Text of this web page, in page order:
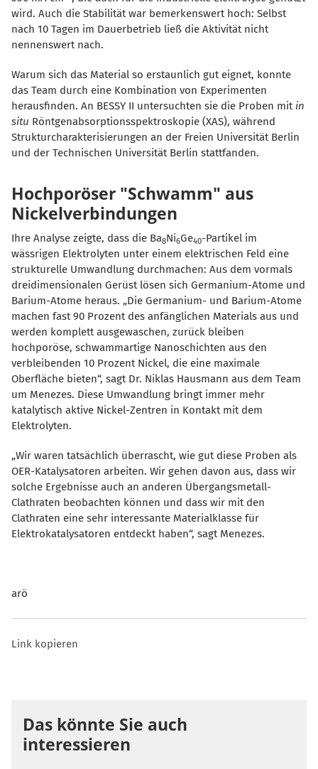
wird. Auch die Stabilität war bemerkenswert hoch: Selbst
nach 10 Tagen im Dauerbetrieb ließ die Aktivität nicht
nennenswert nach.
Warum sich das Material so erstaunlich gut eignet, konnte
das Team durch eine Kombination von Experimenten
herausfinden. An BESSY II untersuchten sie die Proben mit in
situ Röntgenabsorptionsspektroskopie (XAS), während
Strukturcharakterisierungen an der Freien Universität Berlin
und der Technischen Universität Berlin stattfanden.
Hochporöser "Schwamm" aus
Nickelverbindungen
Ihre Analyse zeigte, dass die Ba8Ni6Ge40-Partikel im
wässrigen Elektrolyten unter einem elektrischen Feld eine
strukturelle Umwandlung durchmachen: Aus dem vormals
dreidimensionalen Gerüst lösen sich Germanium-Atome und
Barium-Atome heraus. „Die Germanium- und Barium-Atome
machen fast 90 Prozent des anfänglichen Materials aus und
werden komplett ausgewaschen, zurück bleiben
hochporöse, schwammartige Nanoschichten aus den
verbleibenden 10 Prozent Nickel, die eine maximale
Oberfläche bieten“, sagt Dr. Niklas Hausmann aus dem Team
um Menezes. Diese Umwandlung bringt immer mehr
katalytisch aktive Nickel-Zentren in Kontakt mit dem
Elektrolyten.
Wir waren tatsächlich überrascht, wie gut diese Proben als
OER-Katalysatoren arbeiten. Wir gehen davon aus, dass wir
solche Ergebnisse auch an anderen Übergangsmetall-
Clathraten beobachten können und dass wir mit den
Clathraten eine sehr interessante Materialklasse für
Elektrokatalysatoren entdeckt haben“, sagt Menezes.
arö
Link kopieren
Das könnte Sie auch
interessieren